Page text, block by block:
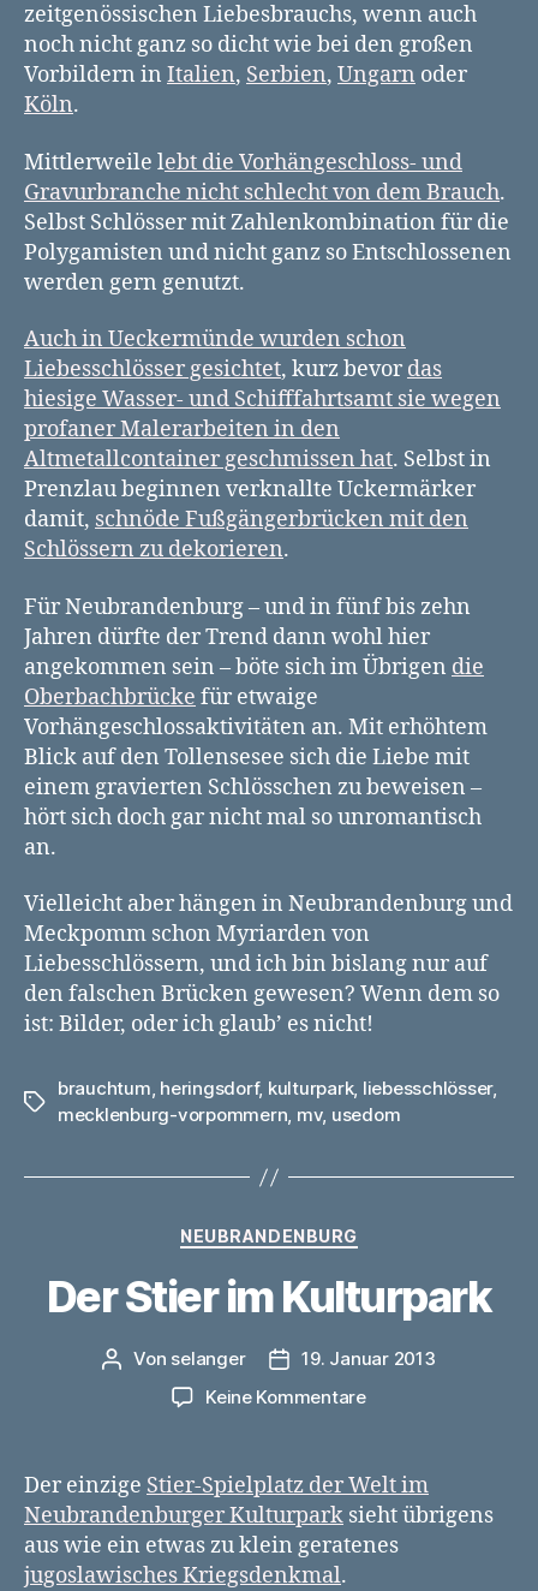
zeitgenössischen Liebesbrauchs, wenn auch
noch nicht ganz so dicht wie bei den großen
Vorbildern in Italien, Serbien, Ungarn oder
Köln.
Mittlerweile lebt die Vorhängeschloss- und
Gravurbranche nicht schlecht von dem Brauch.
Selbst Schlösser mit Zahlenkombination für die
Polygamisten und nicht ganz so Entschlossenen
werden gern genutzt.
Auch in Ueckermünde wurden schon
Liebesschlösser gesichtet, kurz bevor das
hiesige Wasser- und Schifffahrtsamt sie wegen
profaner Malerarbeiten in den
Altmetallcontainer geschmissen hat. Selbst in
Prenzlau beginnen verknallte Uckermärker
damit, schnöde Fußgängerbrücken mit den
Schlössern zu dekorieren.
Für Neubrandenburg – und in fünf bis zehn
Jahren dürfte der Trend dann wohl hier
angekommen sein – böte sich im Übrigen die
Oberbachbrücke für etwaige
Vorhängeschlossaktivitäten an. Mit erhöhtem
Blick auf den Tollensesee sich die Liebe mit
einem gravierten Schlösschen zu beweisen –
hört sich doch gar nicht mal so unromantisch
an.
Vielleicht aber hängen in Neubrandenburg und
Meckpomm schon Myriarden von
Liebesschlössern, und ich bin bislang nur auf
den falschen Brücken gewesen? Wenn dem so
ist: Bilder, oder ich glaub’ es nicht!
Schlagwörter
brauchtum, heringsdorf, kulturpark, liebesschlösser,
mecklenburg-vorpommern, mv, usedom
Kategorien
NEUBRANDENBURG
Der Stier im Kulturpark
Beitragsautor
Von selanger Veröffentlichungsdatum
19. Januar 2013
Keine Kommentarezu
im
Kulturpark
Der einzige Stier-Spielplatz der Welt im
Neubrandenburger Kulturpark sieht übrigens
aus wie ein etwas zu klein geratenes
jugoslawisches Kriegsdenkmal.